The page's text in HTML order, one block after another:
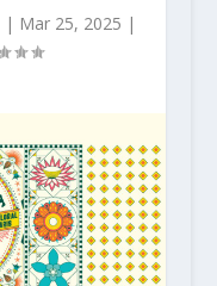
| Mar 25, 2025 |